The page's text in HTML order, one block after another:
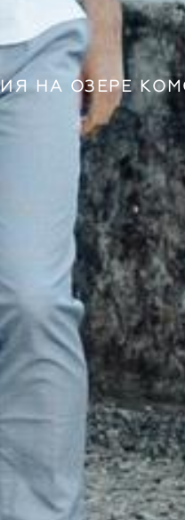
НА ОЗЕРЕ